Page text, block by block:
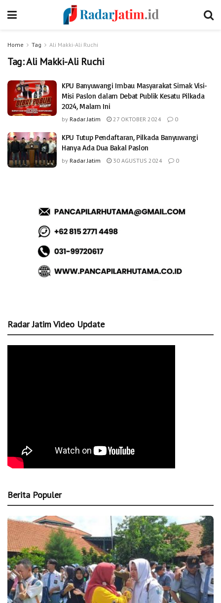
Home Tag Ali Makki-Ali Ruchi
Tag:Ali Makki-Ali Ruchi
KPU Banyuwangi Imbau Masyarakat Simak Visi-
Misi Paslon dalam Debat Publik Kesatu Pilkada
2024, Malam Ini
by Radar Jatim 27 OKTOBER 2024 0
KPU Tutup Pendaftaran, Pilkada Banyuwangi
Hanya Ada Dua Bakal Paslon
by Radar Jatim 30 AGUSTUS 2024 0
Radar Jatim Video Update
Berita Populer